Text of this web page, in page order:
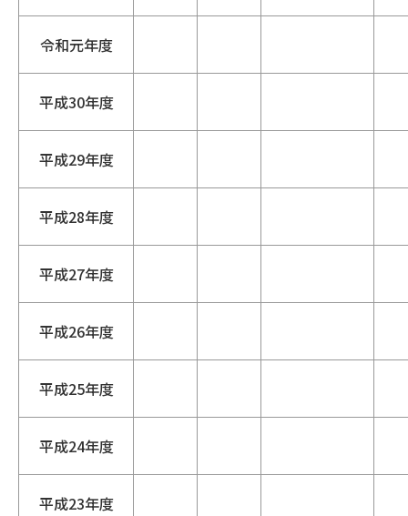
令和元年度
平成30年度
平成29年度
平成28年度
平成27年度
平成26年度
平成25年度
平成24年度
平成23年度